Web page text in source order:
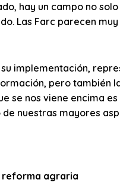
hay un campo no
Las Farc parecen
implementación,
pero también
se nos viene encima
nuestras mayores
reforma agraria